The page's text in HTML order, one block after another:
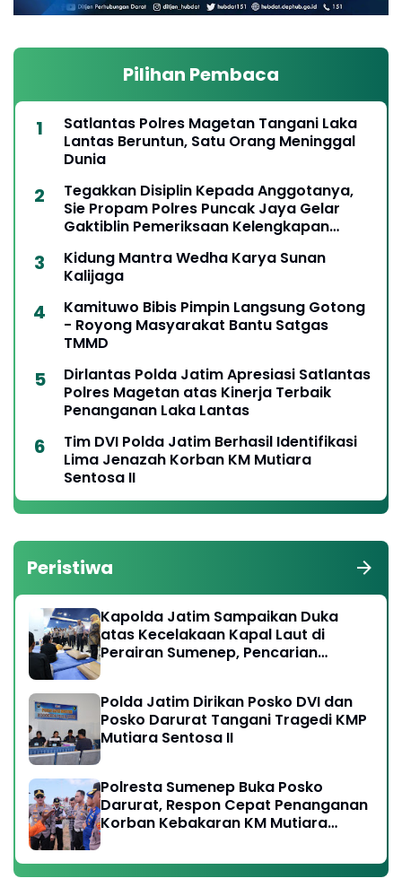
Pilihan Pembaca
Satlantas Polres Magetan Tangani Laka
Lantas Beruntun, Satu Orang Meninggal
Dunia
Tegakkan Disiplin Kepada Anggotanya,
Sie Propam Polres Puncak Jaya Gelar
Gaktiblin Pemeriksaan Kelengkapan
Kidung Mantra Wedha Karya Sunan
Kalijaga
Kamituwo Bibis Pimpin Langsung Gotong
- Royong Masyarakat Bantu Satgas
TMMD
Dirlantas Polda Jatim Apresiasi Satlantas
Polres Magetan atas Kinerja Terbaik
Penanganan Laka Lantas
Tim DVI Polda Jatim Berhasil Identifikasi
Lima Jenazah Korban KM Mutiara
Sentosa II
Peristiwa
Kapolda Jatim Sampaikan Duka
atas Kecelakaan Kapal Laut di
Perairan Sumenep, Pencarian
Polda Jatim Dirikan Posko DVI dan
Posko Darurat Tangani Tragedi KMP
Mutiara Sentosa II
Polresta Sumenep Buka Posko
Darurat, Respon Cepat Penanganan
Korban Kebakaran KM Mutiara